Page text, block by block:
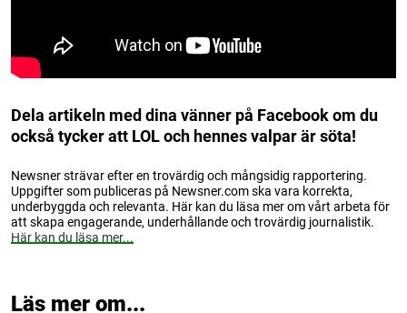
Dela artikeln med dina vänner på Facebook om du
också tycker att LOL och hennes valpar är söta!
Newsner strävar efter en trovärdig och mångsidig rapportering.
Uppgifter som publiceras på Newsner.com ska vara korrekta,
underbyggda och relevanta. Här kan du läsa mer om vårt arbeta för
att skapa engagerande, underhållande och trovärdig journalistik.
Här kan du läsa mer...
Läs mer om...